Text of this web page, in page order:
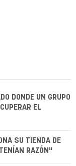
DONDE UN GRUPO
EL
SU TIENDA DE
RAZÓN"